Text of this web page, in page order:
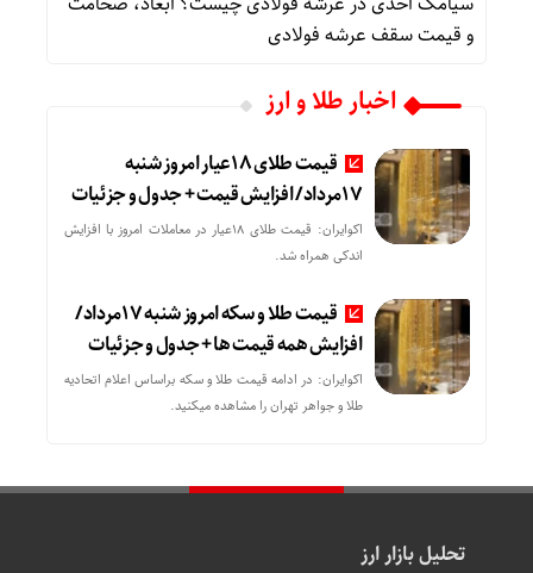
و قیمت سقف عرشه فولادی
اخبار طلا و ارز
قیمت طلای 18عیار امروز شنبه
17مرداد/ افزایش قیمت + جدول و جزئیات
اکوایران: قیمت طلای 18عیار در معاملات امروز با افزایش
اندکی همراه شد.
قیمت طلا و سکه امروز شنبه 17مرداد/
افزایش همه قیمت ها + جدول و جزئیات
اکوایران: در ادامه قیمت طلا و سکه براساس اعلام اتحادیه
طلا و جواهر تهران را مشاهده میکنید.
تحلیل بازار ارز